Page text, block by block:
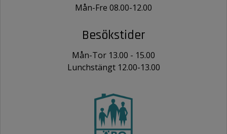
Mån-Fre 08.00-12.00
Besökstider
Mån-Tor 13.00 - 15.00
Lunchstängt 12.00-13.00